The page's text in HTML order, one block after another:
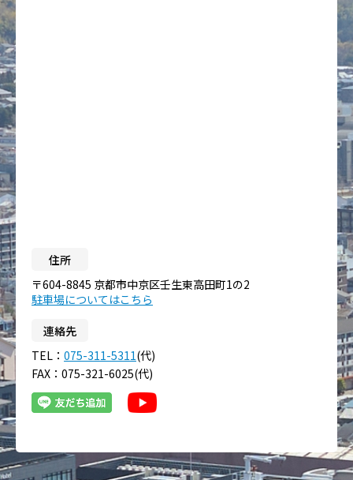
住所
〒604-8845 京都市中京区壬生東高田町1の2
駐車場についてはこちら
連絡先
TEL： 075-311-5311(代)
FAX：075-321-6025(代)